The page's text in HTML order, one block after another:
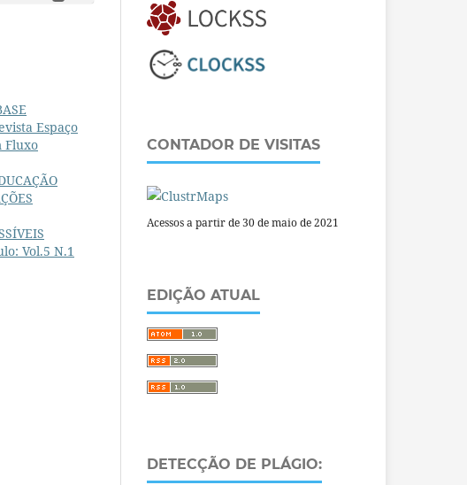
Espaço
Fluxo
Vol.5 N.1
CONTADOR DE VISITAS
Acessos a partir de 30 de maio de 2021
EDIÇÃO ATUAL
DETECÇÃO DE PLÁGIO: